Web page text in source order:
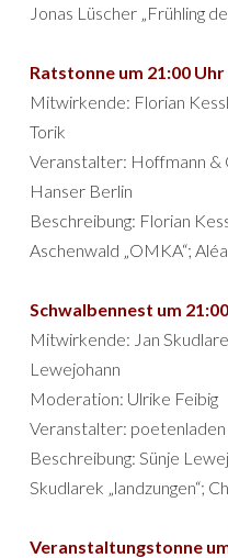
Jonas Lüscher „Frühling
Ratstonne um 21:00 Uhr
Mitwirkende: Florian
Torik
Veranstalter: Hoffmann &
Hanser Berlin
Beschreibung: Florian
Aschenwald „OMKA“;
Schwalbennest um
Mitwirkende: Jan
Lewejohann
Moderation: Ulrike Feibig
Veranstalter: poetenladen
Beschreibung: Sünje
Skudlarek „landzungen“;
Veranstaltungstonne